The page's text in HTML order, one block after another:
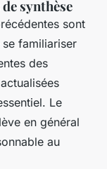
synthèse
sont
familiariser
des
Le
en général
au